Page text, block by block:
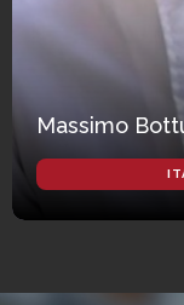
Massimo